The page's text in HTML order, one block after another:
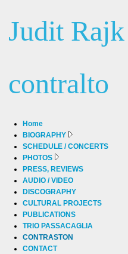
Judit Rajk
contralto
Home
BIOGRAPHY
SCHEDULE / CONCERTS
PHOTOS
PRESS, REVIEWS
AUDIO / VIDEO
DISCOGRAPHY
CULTURAL PROJECTS
PUBLICATIONS
TRIO PASSACAGLIA
CONTRASTON
CONTACT